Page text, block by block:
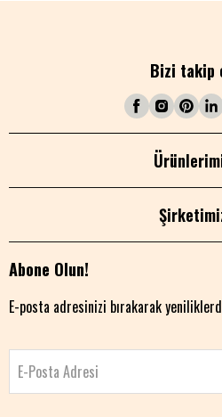
Bizi takip
Abone Olun!
E-posta adresinizi bırakarak
E-Posta Adresi